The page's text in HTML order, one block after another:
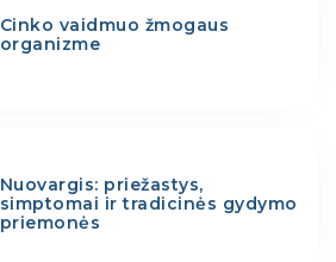
Cinko vaidmuo žmogaus
organizme
Nuovargis: priežastys,
simptomai ir tradicinės gydymo
priemonės